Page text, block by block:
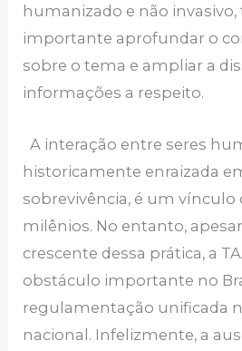
humanizado e não invasivo,
importante aprofundar o
sobre o tema e ampliar a
informações a respeito.
A interação entre seres
historicamente enraizada
sobrevivência, é um vínculo
milênios. No entanto,
crescente dessa prática, a
obstáculo importante no
regulamentação unificada
nacional. Infelizmente, a